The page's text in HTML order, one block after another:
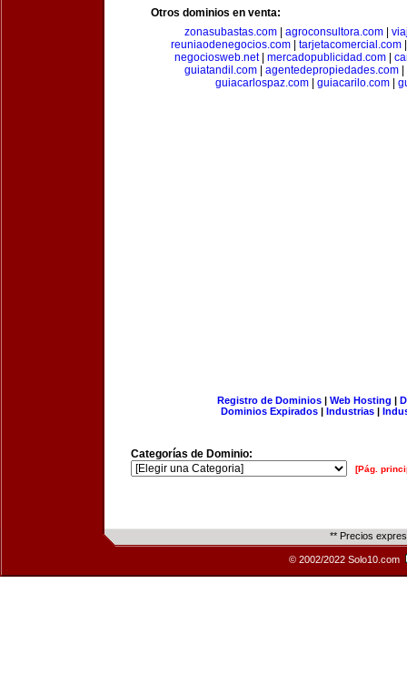
Otros dominios en venta:
zonasubastas.com
agroconsultora.com
reuniaodenegocios.com| tarjetacomercial.com
negociosweb.net| mercadopublicidad.com
guiatandil.com| agentedepropiedades.com|
guiacarlospaz.com| guiacarilo.com|
Registro de Dominios| Web Hosting |
Dominios Expirados | Industrias |
Categorías de Dominio:
[Pág.
** Precios
© 2002/2022 Solo10.com